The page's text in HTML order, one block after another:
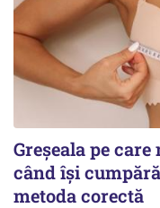
Greșeala pe
când își
metoda corectă